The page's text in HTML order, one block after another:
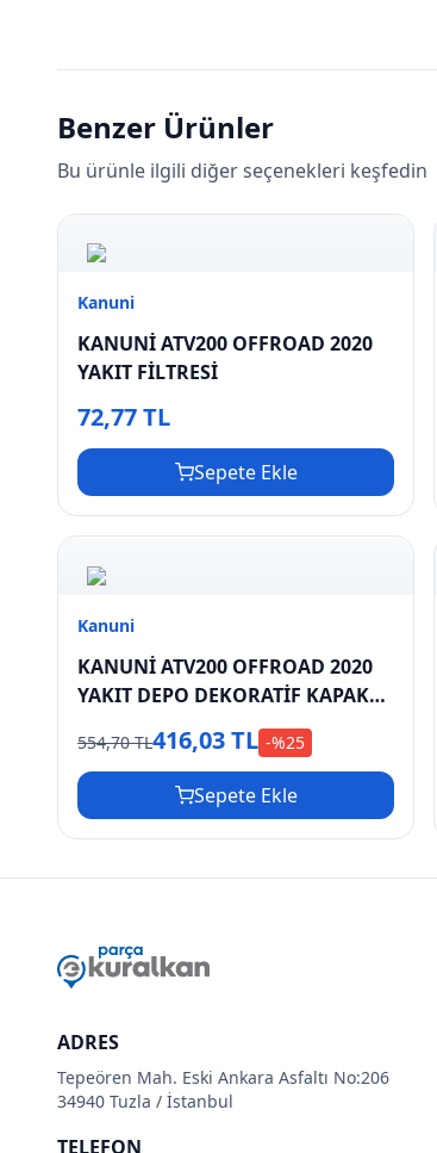
Benzer Ürünler
Bu ürünle ilgili diğer seçenekleri keşfedin
Kanuni
KANUNİ ATV200 OFFROAD 2020
YAKIT FİLTRESİ
72,77 TL
Sepete Ekle
Kanuni
KANUNİ ATV200 OFFROAD 2020
YAKIT DEPO DEKORATİF KAPAK
554,70 TL416,03 TL -%25
Sepete Ekle
ADRES
Tepeören Mah. Eski Ankara Asfaltı No:206
34940 Tuzla / İstanbul
TELEFON